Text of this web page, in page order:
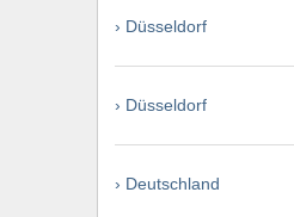
› Düsseldorf
› Düsseldorf
› Deutschland